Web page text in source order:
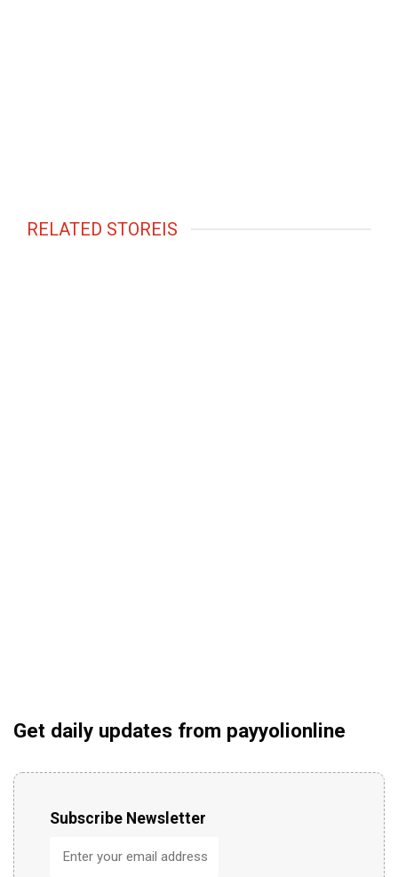
RELATED STOREIS
Get daily updates from payyolionline
Subscribe Newsletter